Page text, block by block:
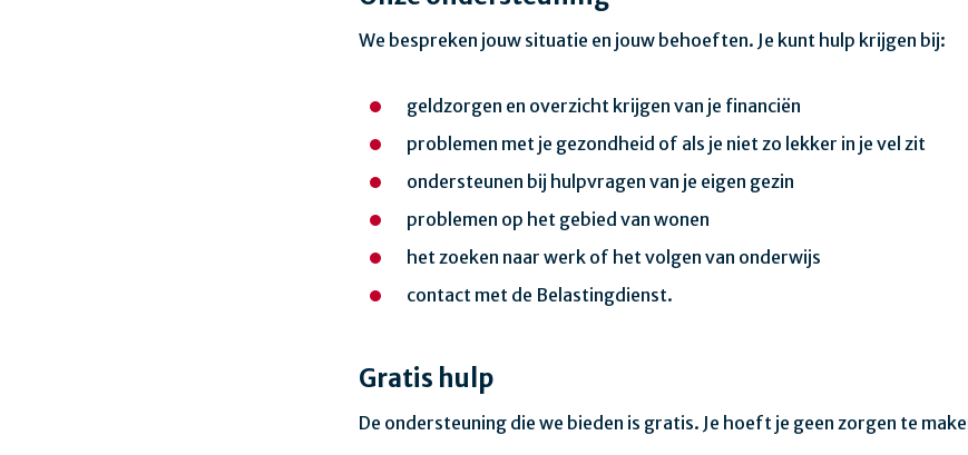
We bespreken jouw situatie en jouw behoeften. Je kunt hulp krijgen bij:
geldzorgen en overzicht krijgen van je financiën
problemen met je gezondheid of als je niet zo lekker in je vel zit
ondersteunen bij hulpvragen van je eigen gezin
problemen op het gebied van wonen
het zoeken naar werk of het volgen van onderwijs
contact met de Belastingdienst.
Gratis hulp
De ondersteuning die we bieden is gratis. Je hoeft je geen zorgen te